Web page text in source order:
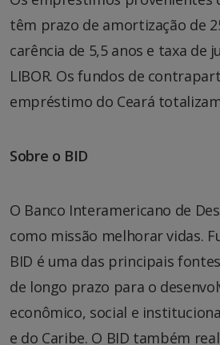
têm prazo de amortização de
carência de 5,5 anos e taxa de
LIBOR. Os fundos de
empréstimo do Ceará
Sobre o BID
O Banco Interamericano de
como missão melhorar vidas.
BID é uma das principais
de longo prazo para o
econômico, social e
e do Caribe. O BID também